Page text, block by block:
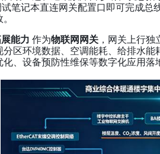
笔记本直连网关配置口即可完成
能力 作为物联网网关 ，网关上行
分区环境数据、空调能耗、给排水
、设备预防性维保等数字化应用